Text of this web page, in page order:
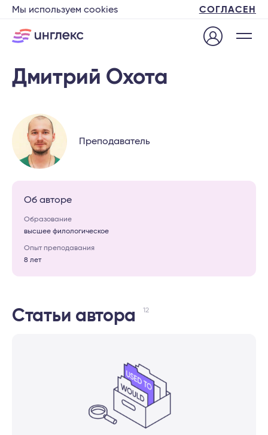
Мы используем cookies СОГЛАСЕН
Дмитрий Охота
Преподаватель
Об авторе
Образование
высшее филологическое
Опыт преподавания
8 лет
Статьи автора 12